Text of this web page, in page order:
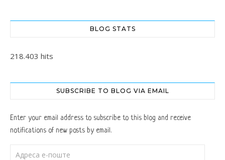
BLOG STATS
218.403 hits
SUBSCRIBE TO BLOG VIA EMAIL
Enter your email address to subscribe to this blog and receive
notifications of new posts by email.